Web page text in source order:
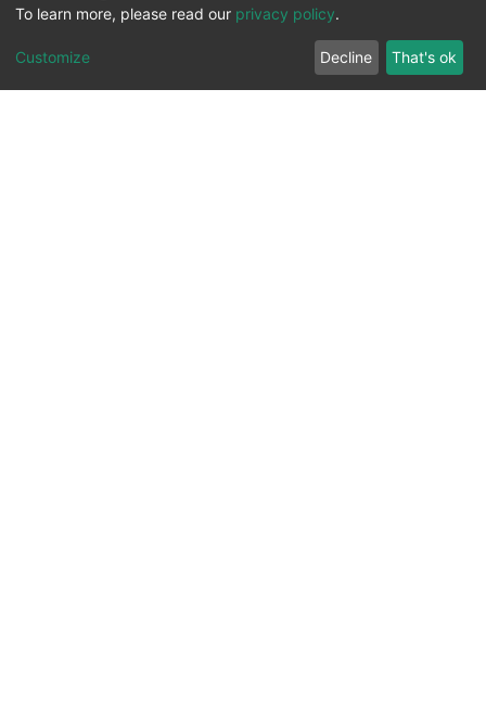
To learn more, please read our privacy policy.
Customize Decline That's ok